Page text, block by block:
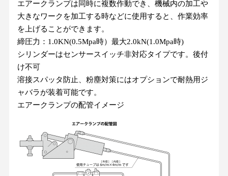
エアークランプは同時に複数作動でき、機械内の加工や
大きなワークを加工する時などに使用すると、作業効率
を上げることができます。
締圧力：1.0KN(0.5Mpa時）最大2.0kN(1.0Mpa時)
シリンダーはセンサースイッチ非対応タイプです。後付
け不可
溶接スパッタ防止、粉塵対策にはオプションで耐熱用ジ
ャバラが装着可能です。
エアークランプの配管イメージ